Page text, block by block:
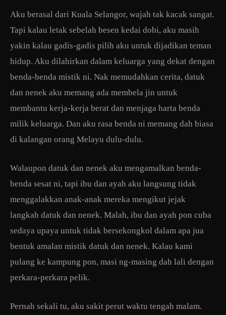
Aku berasal dari Kuala Selangor, wajah tak kacak sangat.
Tapi kalau letak sebelah besen kedai dobi, aku masih
yakin kalau gadis-gadis pilih aku untuk dijadikan teman
hidup. Aku dilahirkan dalam keluarga yang dekat dengan
benda-benda mistik ni. Nak memudahkan cerita, datuk
dan nenek aku memang ada membela jin untuk
membantu kerja-kerja berat dan menjaga harta benda
milik keluarga. Dan aku rasa benda ni memang dah biasa
di kalangan orang Melayu dulu-dulu.
Walaupon datuk dan nenek aku mengamalkan benda-
benda sesat ni, tapi ibu dan ayah aku langsung tidak
menggalakkan anak-anak mereka mengikut jejak
langkah datuk dan nenek. Malah, ibu dan ayah pon cuba
sedaya upaya untuk tidak bersekongkol dalam apa jua
bentuk amalan mistik datuk dan nenek. Kalau kami
pulang ke kampung pon, masi ng-masing dah lali dengan
perkara-perkara pelik.
Pernah sekali tu, aku sakit perut waktu tengah malam.